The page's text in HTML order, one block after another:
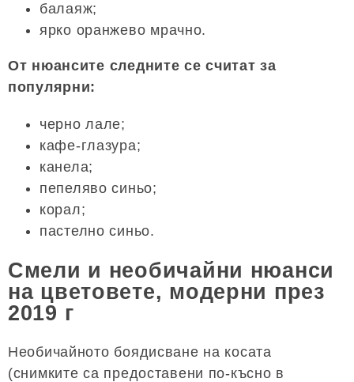
балаяж;
ярко оранжево мрачно.
От нюансите следните се считат за
популярни:
черно лале;
кафе-глазура;
канела;
пепеляво синьо;
корал;
пастелно синьо.
Смели и необичайни нюанси
на цветовете, модерни през
2019 г
Необичайното боядисване на косата
(снимките са предоставени по-късно в